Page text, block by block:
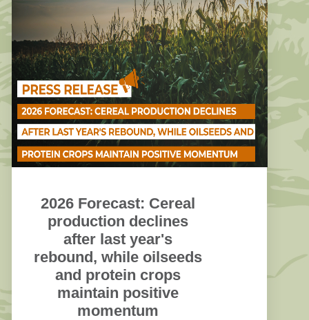
2026 Forecast: Cereal
production declines
after last year's
rebound, while oilseeds
and protein crops
maintain positive
momentum